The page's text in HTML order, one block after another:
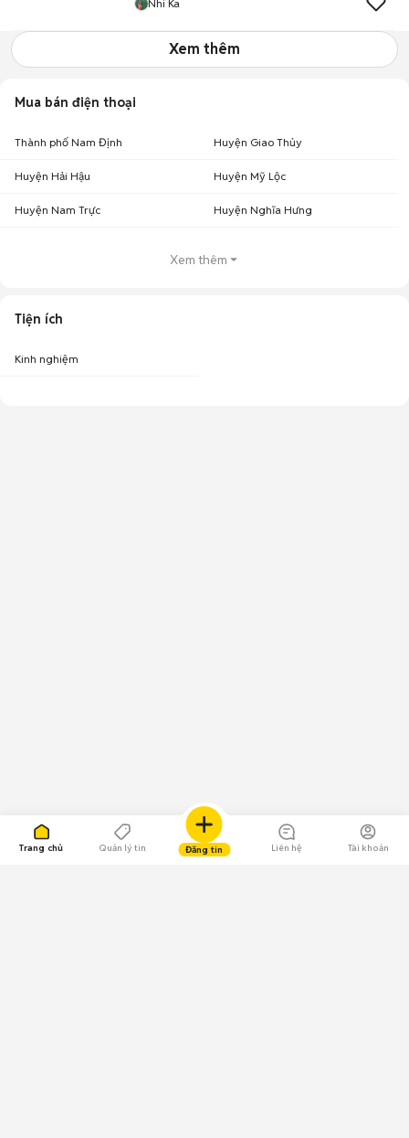
Trang chủ Quản lý tin Đăng tin Liên hệ Tài khoản
Nhi Ka
Xem thêm
Mua bán điện thoại
Thành phố Nam Định Huyện Giao Thủy
Huyện Hải Hậu Huyện Mỹ Lộc
Huyện Nam Trực Huyện Nghĩa Hưng
Xem thêm
Tiện ích
Kinh nghiệm